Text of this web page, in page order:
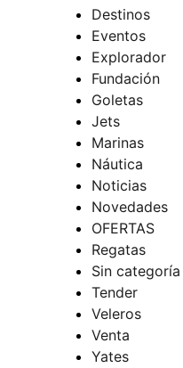
Destinos
Eventos
Explorador
Fundación
Goletas
Jets
Marinas
Náutica
Noticias
Novedades
OFERTAS
Regatas
Sin categoría
Tender
Veleros
Venta
Yates